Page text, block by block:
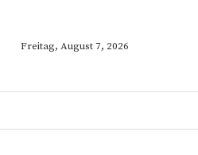
Freitag, August 7, 2026